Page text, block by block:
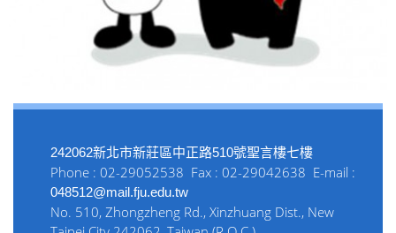
242062新北市新莊區中正路510號聖言樓七樓
Phone : 02-29052538 Fax : 02-29042638 E-mail :
048512@mail.fju.edu.tw
No. 510, Zhongzheng Rd., Xinzhuang Dist., New